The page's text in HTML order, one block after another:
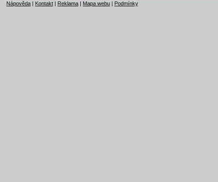
Nápověda | Kontakt | Reklama | Mapa webu | Podmínky